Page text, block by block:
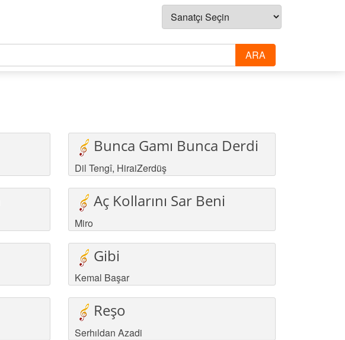
Bunca Gamı Bunca Derdi
Dil Tengî, HiraiZerdüş
Aç Kollarını Sar Beni
Miro
Gibi
Kemal Başar
Reşo
Serhıldan Azadi